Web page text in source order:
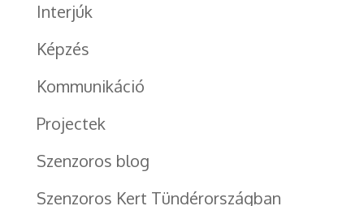
Interjúk
Képzés
Kommunikáció
Projectek
Szenzoros blog
Szenzoros Kert Tündérországban